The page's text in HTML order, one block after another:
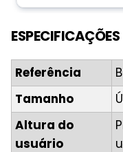
ESPECIFICAÇÕES
Referência
Tamanho
Altura do
usuário